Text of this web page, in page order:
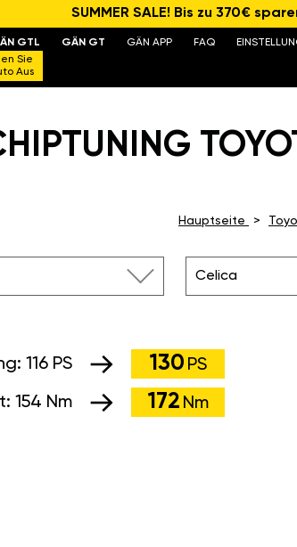
SUMMER SALE! Bis zu 370€
GTL GÄN GT GÄN APP FAQ
Sie
Aus
Hauptseite
Celica
116 PS 130 PS
154 Nm 172 Nm